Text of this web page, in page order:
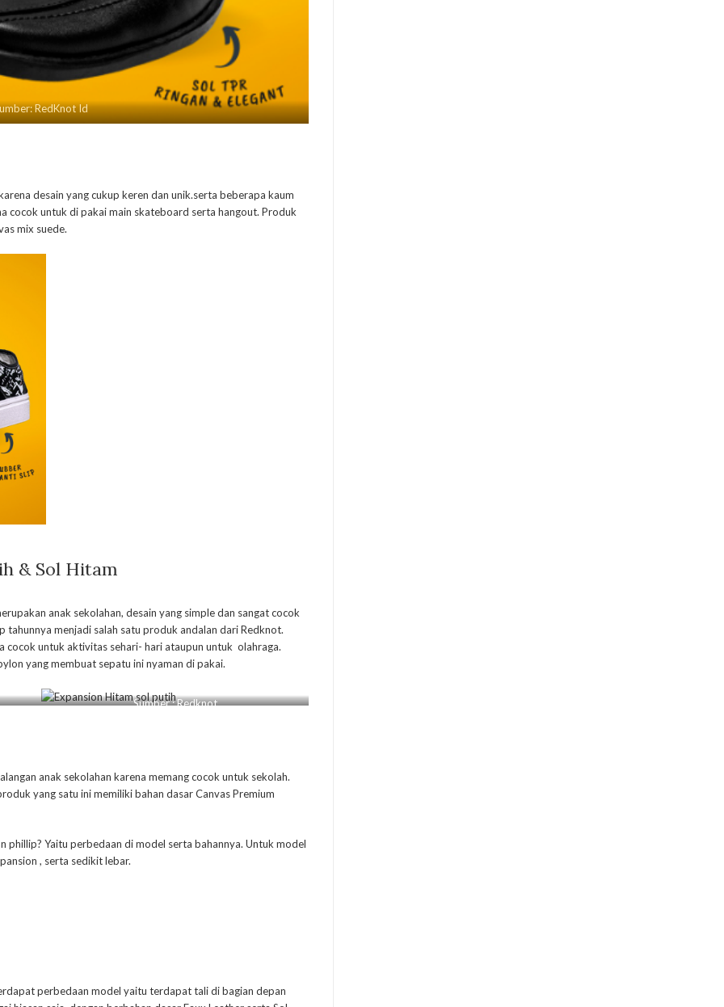
RedKnot Id
desain yang cukup keren dan unik.serta beberapa kaum
cocok untuk di pakai main skateboard serta hangout. Produk
mix suede.
& Sol Hitam
anak sekolahan, desain yang simple dan sangat cocok
menjadi salah satu produk andalan dari Redknot.
cocok untuk aktivitas sehari- hari ataupun untuk olahraga.
yang membuat sepatu ini nyaman di pakai.
Sumber : Redknot
anak sekolahan karena memang cocok untuk sekolah.
yang satu ini memiliki bahan dasar Canvas Premium
phillip? Yaitu perbedaan di model serta bahannya. Untuk model
, serta sedikit lebar.
perbedaan model yaitu terdapat tali di bagian depan